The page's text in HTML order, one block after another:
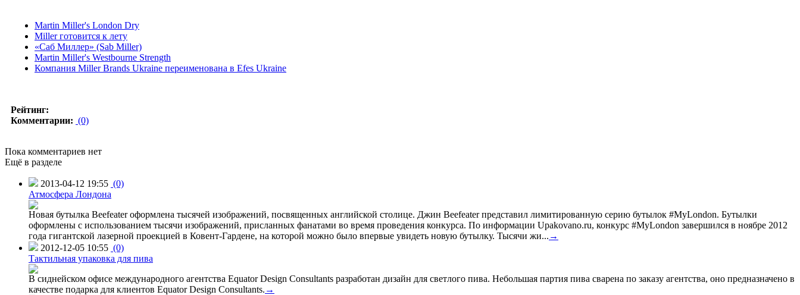
Martin Miller's London Dry
Miller готовится к лету
«Саб Миллер» (Sab Miller)
Martin Miller's Westbourne Strength
Компания Miller Brands Ukraine переименована в Efes Ukraine
Рейтинг:
Комментарии: (0)
Пока комментариев нет
Ещё в разделе
2013-04-12 19:55 (0)
Атмосфера Лондона
Новая бутылка Beefeater оформлена тысячей изображений, посвященных английской столице. Джин Beefeater представил лимитированную серию бутылок #MyLondon. Бутылки
оформлены с использованием тысячи изображений, присланных фанатами во время проведения конкурса. По информации Upakovano.ru, конкурс #MyLondon завершился в ноябре 2012
года гигантской лазерной проекцией в Ковент-Гардене, на которой можно было впервые увидеть новую бутылку. Тысячи жи... →
2012-12-05 10:55 (0)
Тактильная упаковка для пива
В сиднейском офисе международного агентства Equator Design Consultants разработан дизайн для светлого пива. Небольшая партия пива сварена по заказу агентства, оно предназначено в
качестве подарка для клиентов Equator Design Consultants. →